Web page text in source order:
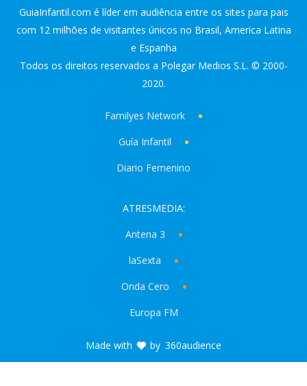
GuiaInfantil.com é líder em audiência entre os sites para pais
com 12 milhões de visitantes únicos no Brasil, America Latina
e Espanha
Todos os direitos reservados a Polegar Medios S.L. © 2000-
2020.
Familyes Network
Guía Infantil
Diario Femenino
ATRESMEDIA:
Antena 3
laSexta
Onda Cero
Europa FM
Made with by 360audience